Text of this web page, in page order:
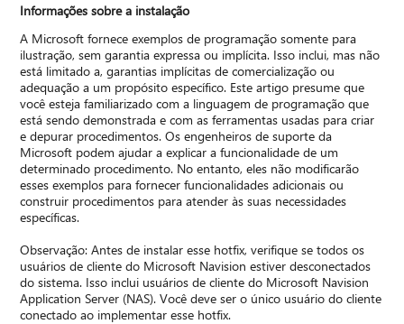
Informações sobre a instalação
A Microsoft fornece exemplos de programação somente para
ilustração, sem garantia expressa ou implícita. Isso inclui, mas não
está limitado a, garantias implícitas de comercialização ou
adequação a um propósito específico. Este artigo presume que
você esteja familiarizado com a linguagem de programação que
está sendo demonstrada e com as ferramentas usadas para criar
e depurar procedimentos. Os engenheiros de suporte da
Microsoft podem ajudar a explicar a funcionalidade de um
determinado procedimento. No entanto, eles não modificarão
esses exemplos para fornecer funcionalidades adicionais ou
construir procedimentos para atender às suas necessidades
específicas.
Observação: Antes de instalar esse hotfix, verifique se todos os
usuários de cliente do Microsoft Navision estiver desconectados
do sistema. Isso inclui usuários de cliente do Microsoft Navision
Application Server (NAS). Você deve ser o único usuário do cliente
conectado ao implementar esse hotfix.